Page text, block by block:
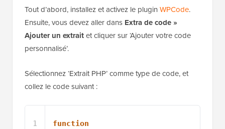
Tout d’abord, installez et activez le plugin WPCode.
Ensuite, vous devez aller dans Extra de code »
Ajouter un extraitet cliquer sur ‘Ajouter votre code
personnalisé’.
Sélectionnez ‘Extrait PHP’ comme type de code, et
collez le code suivant :
1
function